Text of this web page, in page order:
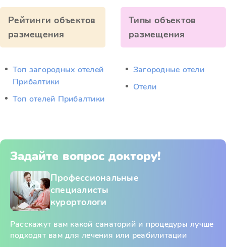
Рейтинги объектов
размещения
Топ загородных отелей
Прибалтики
Топ отелей Прибалтики
Типы объектов
размещения
Загородные отели
Отели
Задайте вопрос доктору!
Профессиональные
специалисты
курортологи
Расскажут вам какой санаторий и процедуры лучше
подходят вам для лечения или реабилитации